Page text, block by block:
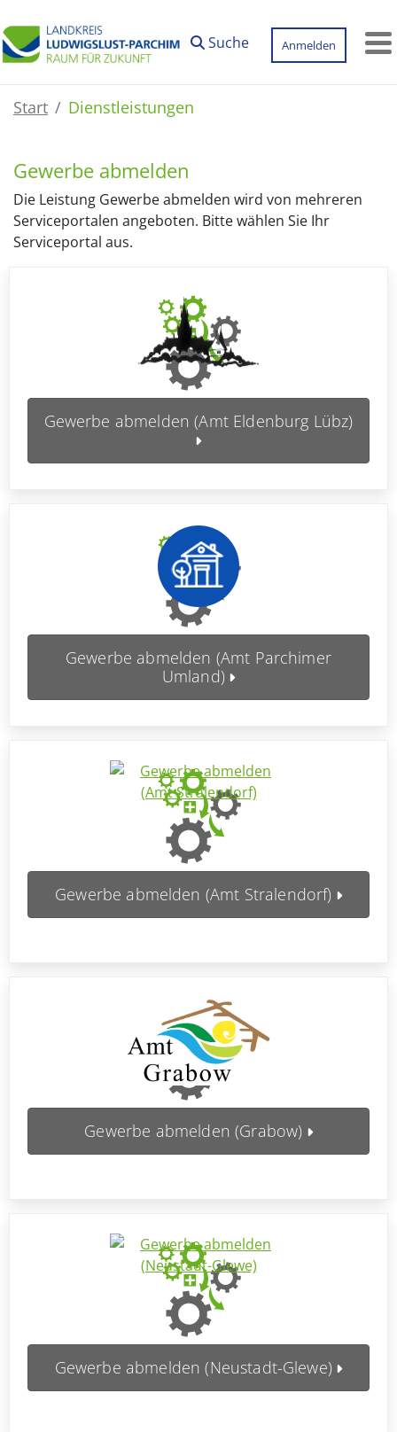
Suche
Anmelden
Start Dienstleistungen
Gewerbe abmelden
Die Leistung Gewerbe abmelden wird von mehreren
Serviceportalen angeboten. Bitte wählen Sie Ihr
Serviceportal aus.
Gewerbe abmelden (Amt Eldenburg Lübz)
Gewerbe abmelden (Amt Parchimer
Umland)
Gewerbe abmelden (Amt Stralendorf)
Gewerbe abmelden (Grabow)
Gewerbe abmelden (Neustadt-Glewe)